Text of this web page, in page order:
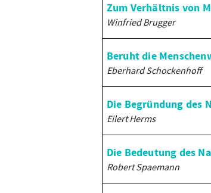
Zum Verhältnis von
Winfried Brugger
Beruht die
Eberhard Schockenhoff
Die Begründung des
Eilert Herms
Die Bedeutung des
Robert Spaemann